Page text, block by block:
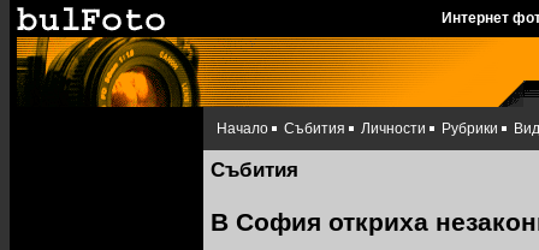
Интернет
Начало Събития Личности Рубрики
Събития
В София откриха